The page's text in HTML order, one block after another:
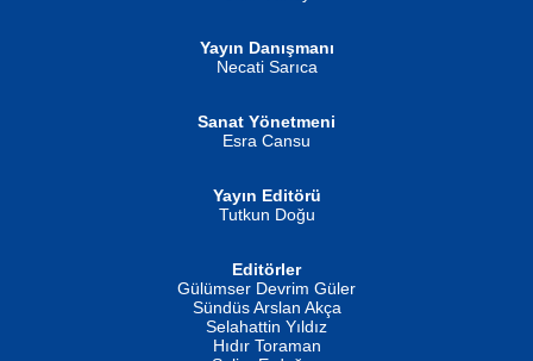
İSMAİL OKUTAN
Erkeklerin Kahrolması Ne Demektir
Evvel Zaman Tanrıçası...
Yayın Danışmanı
Necati Sarıca
Sanat Yönetmeni
Esra Cansu
Yayın Editörü
Tutkun Doğu
Editörler
Gülümser Devrim Güler
Sündüs Arslan Akça
Selahattin Yıldız
Hıdır Toraman